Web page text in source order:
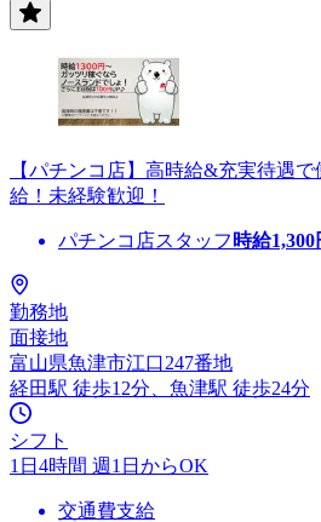
【パチンコ店】高時給&充実待遇
給！未経験歓迎！
パチンコ店スタッフ 時給1,300
勤務地
面接地
富山県魚津市江口247番地
経田駅 徒歩12分、魚津駅 徒歩24分
シフト
1日4時間 週1日からOK
交通費支給